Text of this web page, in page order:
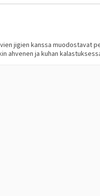
jigien kanssa muodostavat
ahvenen ja kuhan